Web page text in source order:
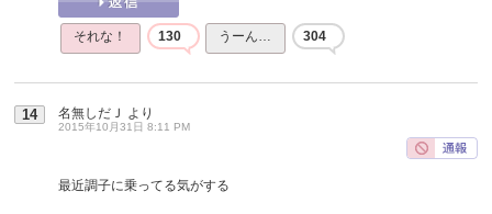
それな！ 130 うーん… 304
14 名無しだＪ より
2015年10月31日 8:11 PM
最近調子に乗ってる気がする